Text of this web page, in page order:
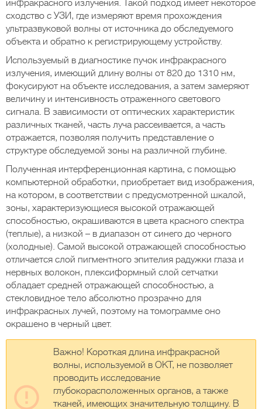
инфракрасного излучения. Такой подход имеет некоторое
сходство с УЗИ, где измеряют время прохождения
ультразвуковой волны от источника до обследуемого
объекта и обратно к регистрирующему устройству.
Используемый в диагностике пучок инфракрасного
излучения, имеющий длину волны от 820 до 1310 нм,
фокусируют на объекте исследования, а затем замеряют
величину и интенсивность отраженного светового
сигнала. В зависимости от оптических характеристик
различных тканей, часть луча рассеивается, а часть
отражается, позволяя получить представление о
структуре обследуемой зоны на различной глубине.
Полученная интерференционная картина, с помощью
компьютерной обработки, приобретает вид изображения,
на котором, в соответствии с предусмотренной шкалой,
зоны, характеризующиеся высокой отражающей
способностью, окрашиваются в цвета красного спектра
(теплые), а низкой – в диапазон от синего до черного
(холодные). Самой высокой отражающей способностью
отличается слой пигментного эпителия радужки глаза и
нервных волокон, плексиформный слой сетчатки
обладает средней отражающей способностью, а
стекловидное тело абсолютно прозрачно для
инфракрасных лучей, поэтому на томограмме оно
окрашено в черный цвет.
Важно! Короткая длина инфракрасной
волны, используемой в ОКТ, не позволяет
проводить исследование
глубокорасположенных органов, а также
тканей, имеющих значительную толщину. В